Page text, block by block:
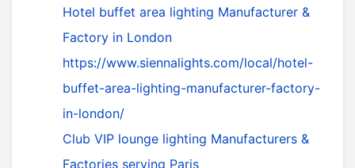
Hotel buffet area lighting Manufacturer &
Factory in London
https://www.siennalights.com/local/hotel-
buffet-area-lighting-manufacturer-factory-
in-london/
Club VIP lounge lighting Manufacturers &
Factories serving Paris